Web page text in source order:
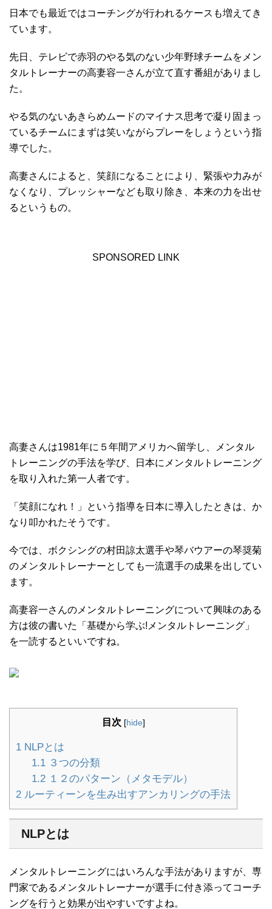
日本でも最近ではコーチングが行われるケースも増えてき
ています。
先日、テレビで赤羽のやる気のない少年野球チームをメン
タルトレーナーの高妻容一さんが立て直す番組がありまし
た。
やる気のないあきらめムードのマイナス思考で凝り固まっ
ているチームにまずは笑いながらプレーをしょうという指
導でした。
高妻さんによると、笑顔になることにより、緊張や力みが
なくなり、プレッシャーなども取り除き、本来の力を出せ
るというもの。
SPONSORED LINK
高妻さんは1981年に５年間アメリカへ留学し、メンタル
トレーニングの手法を学び、日本にメンタルトレーニング
を取り入れた第一人者です。
「笑顔になれ！」という指導を日本に導入したときは、か
なり叩かれたそうです。
今では、ボクシングの村田諒太選手や琴バウアーの琴奨菊
のメンタルトレーナーとしても一流選手の成果を出してい
ます。
高妻容一さんのメンタルトレーニングについて興味のある
方は彼の書いた「基礎から学ぶ!メンタルトレーニング」
を一読するといいですね。
目次 [hide]
1 NLPとは
1.1３つの分類
1.2１２のパターン（メタモデル）
2 ルーティーンを生み出すアンカリングの手法
NLPとは
メンタルトレーニングにはいろんな手法がありますが、専
門家であるメンタルトレーナーが選手に付き添ってコーチ
ングを行うと効果が出やすいですよね。